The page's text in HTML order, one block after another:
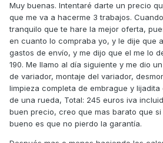
Muy buenas. Intentaré darte un precio
que me va a hacerme 3 trabajos.
tranquilo que te hare la mejor oferta,
en cuanto lo compraba yo, y le dije que
gastos de envío, y me dijo que el me lo
190. Me llamo al día siguiente y me dio
de variador, montaje del variador,
limpieza completa de embrague y
de una rueda, Total: 245 euros iva
buen precio, creo que mas barato que
bueno es que no pierdo la garantía.